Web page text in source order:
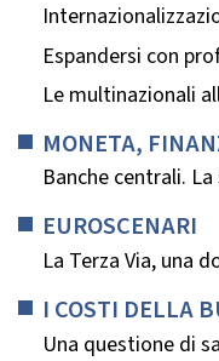
Espandersi con
Le multinazionali
MONETA,
Banche centrali.
EUROSCENARI
La Terza Via, una
I COSTI DELLA
Una questione di